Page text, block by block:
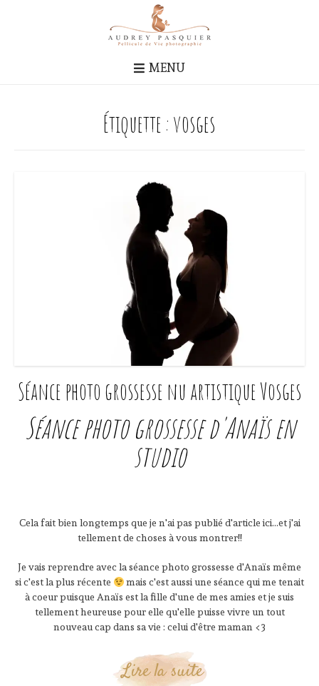
MENU
Étiquette :vosges
Séance photo grossesse nu artistique Vosges
Séance photo grossesse d'Anaïs en
studio
Cela fait bien longtemps que je n'ai pas publié d'article ici...et j'ai
tellement de choses à vous montrer!!
Je vais reprendre avec la séance photo grossesse d'Anaïs même
si c'est la plus récente
mais c'est aussi une séance qui me tenait
à coeur puisque Anaïs est la fille d'une de mes amies et je suis
tellement heureuse pour elle qu'elle puisse vivre un tout
nouveau cap dans sa vie : celui d'être maman <3
Lire la suite